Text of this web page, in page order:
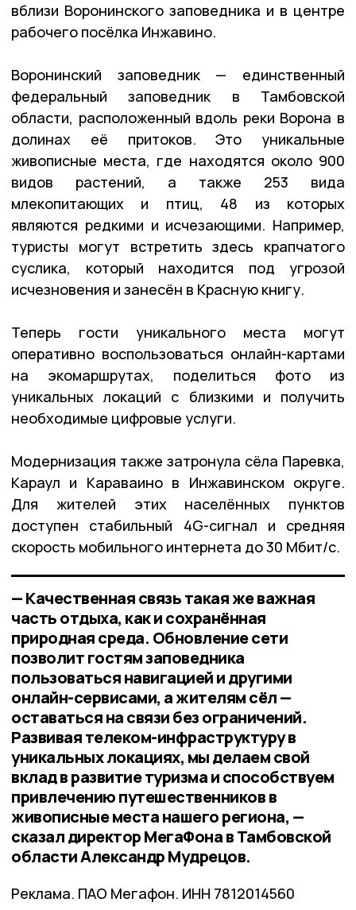
вблизи Воронинского заповедника и в центре
рабочего посёлка Инжавино.
Воронинский заповедник — единственный
федеральный заповедник в Тамбовской
области, расположенный вдоль реки Ворона в
долинах её притоков. Это уникальные
живописные места, где находятся около 900
видов растений, а также 253 вида
млекопитающих и птиц, 48 из которых
являются редкими и исчезающими. Например,
туристы могут встретить здесь крапчатого
суслика, который находится под угрозой
исчезновения и занесён в Красную книгу.
Теперь гости уникального места могут
оперативно воспользоваться онлайн-картами
на экомаршрутах, поделиться фото из
уникальных локаций с близкими и получить
необходимые цифровые услуги.
Модернизация также затронула сёла Паревка,
Караул и Караваино в Инжавинском округе.
Для жителей этих населённых пунктов
доступен стабильный 4G-сигнал и средняя
скорость мобильного интернета до 30 Мбит/с.
— Качественная связь такая же важная
часть отдыха, как и сохранённая
природная среда. Обновление сети
позволит гостям заповедника
пользоваться навигацией и другими
онлайн-сервисами, а жителям сёл —
оставаться на связи без ограничений.
Развивая телеком-инфраструктуру в
уникальных локациях, мы делаем свой
вклад в развитие туризма и способствуем
привлечению путешественников в
живописные места нашего региона, —
сказал директор МегаФона в Тамбовской
области Александр Мудрецов.
Реклама. ПАО Мегафон. ИНН 7812014560